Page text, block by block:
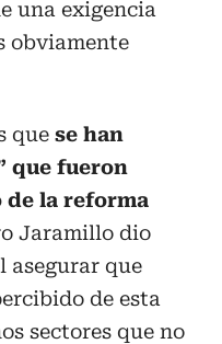
una exigencia
obviamente
que se han
que fueron
la reforma
Jaramillo dio
que
de esta
sectores que no